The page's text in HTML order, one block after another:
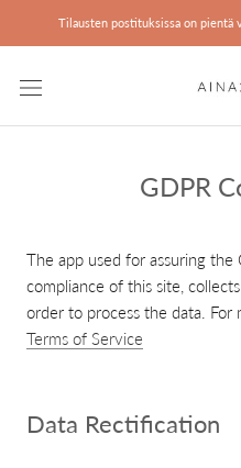
Tilausten postituksissa on pientä
GDPR
The app used for assuring
compliance of this site,
order to process the data. For
Terms of Service
Data Rectification